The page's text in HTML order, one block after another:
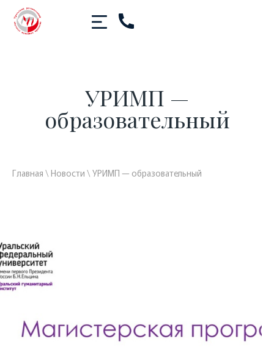
УРИМП —
образовательный
Главная \ Новости \ УРИМП — образовательный